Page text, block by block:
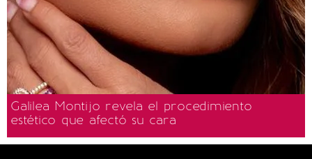
Galilea Montijo revela el procedimiento
estético que afectó su cara